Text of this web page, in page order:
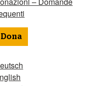
Dona